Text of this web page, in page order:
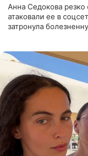
Анна Седокова резко
атаковали ее в
затронула